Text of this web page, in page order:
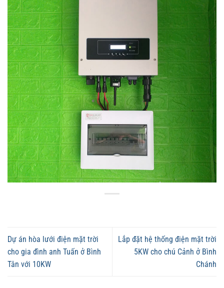
Dự án hòa lưới điện mặt trời
cho gia đình anh Tuấn ở Bình
Tân với 10KW
Lắp đặt hệ thống điện mặt trời
5KW cho chú Cảnh ở Bình
Chánh